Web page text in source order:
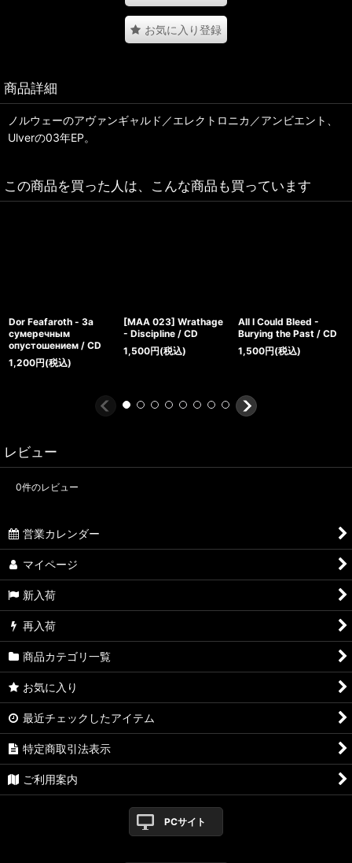
お気に入り登録
商品詳細
ノルウェーのアヴァンギャルド／エレクトロニカ／アンビエント、
Ulverの03年EP。
この商品を買った人は、こんな商品も買っています
Dor Feafaroth - За
сумеречным
опустошением / CD
1,200円(税込)
[MAA 023] Wrathage
- Discipline / CD
1,500円(税込)
All I Could Bleed -
Burying the Past / CD
1,500円(税込)
レビュー
0件のレビュー
営業カレンダー
マイページ
新入荷
再入荷
商品カテゴリ一覧
お気に入り
最近チェックしたアイテム
特定商取引法表示
ご利用案内
PCサイト